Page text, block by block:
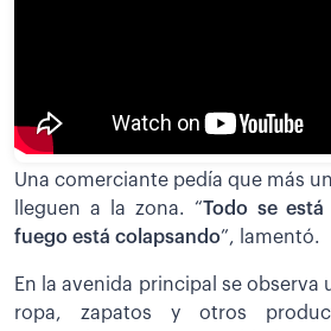
Una comerciante pedía que más
lleguen a la zona. “Todo se
fuego está colapsando”, lamentó.
En la avenida principal se observa
ropa, zapatos y otros